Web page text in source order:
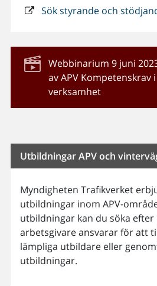
Sök styrande och
Webbinarium 9 juni
av APV Kompetenskrav
verksamhet
Utbildningar APV och
Myndigheten Trafikverket
utbildningar inom APV-
utbildningar kan du söka
arbetsgivare ansvarar för att
lämpliga utbildare eller
utbildningar.